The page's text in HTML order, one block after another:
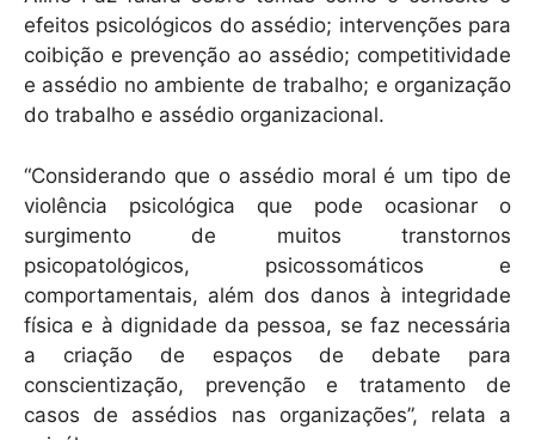
efeitos psicológicos do assédio; intervenções para
coibição e prevenção ao assédio; competitividade
e assédio no ambiente de trabalho; e organização
do trabalho e assédio organizacional.
“Considerando que o assédio moral é um tipo de
violência psicológica que pode ocasionar o
surgimento de muitos transtornos
psicopatológicos, psicossomáticos e
comportamentais, além dos danos à integridade
física e à dignidade da pessoa, se faz necessária
a criação de espaços de debate para
conscientização, prevenção e tratamento de
casos de assédios nas organizações”, relata a